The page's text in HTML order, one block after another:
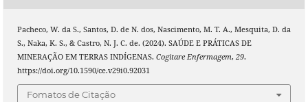
Pacheco, W. da S., Santos, D. de N. dos, Nascimento, M. T. A., Mesquita, D. da
S., Naka, K. S., & Castro, N. J. C. de. (2024). SAÚDE E PRÁTICAS DE
MINERAÇÃO EM TERRAS INDÍGENAS. Cogitare Enfermagem, 29.
https://doi.org/10.1590/ce.v29i0.92031
Fomatos de Citação